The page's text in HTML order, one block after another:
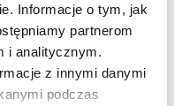
Informacje o tym, jak
partnerom
i analitycznym.
z innymi danymi
podczas
swoje